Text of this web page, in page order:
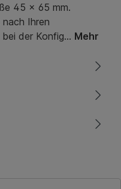
45 x 65 mm.
Ihren
der Konfig… Mehr